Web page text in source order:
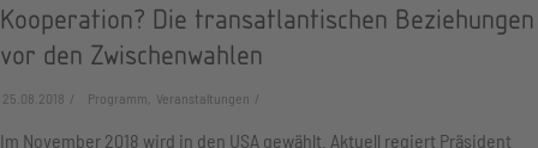
Kooperation? Die transatlantischen Beziehungen
vor den Zwischenwahlen
25.08.2018 Programm, Veranstaltungen
Im November 2018 wird in den USA gewählt. Aktuell regiert Präsident